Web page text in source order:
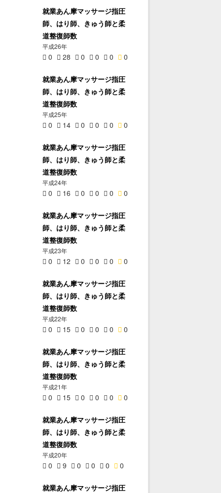
就業あん摩マッサージ指圧
師、はり師、きゅう師と柔
道整復師数
平成26年
0 28 0 0 0 0
就業あん摩マッサージ指圧
師、はり師、きゅう師と柔
道整復師数
平成25年
0 14 0 0 0 0
就業あん摩マッサージ指圧
師、はり師、きゅう師と柔
道整復師数
平成24年
0 16 0 0 0 0
就業あん摩マッサージ指圧
師、はり師、きゅう師と柔
道整復師数
平成23年
0 12 0 0 0 0
就業あん摩マッサージ指圧
師、はり師、きゅう師と柔
道整復師数
平成22年
0 15 0 0 0 0
就業あん摩マッサージ指圧
師、はり師、きゅう師と柔
道整復師数
平成21年
0 15 0 0 0 0
就業あん摩マッサージ指圧
師、はり師、きゅう師と柔
道整復師数
平成20年
0 9 0 0 0 0
就業あん摩マッサージ指圧